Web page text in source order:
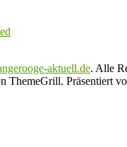
aktuell.de. Alle
ThemeGrill. Präsentiert